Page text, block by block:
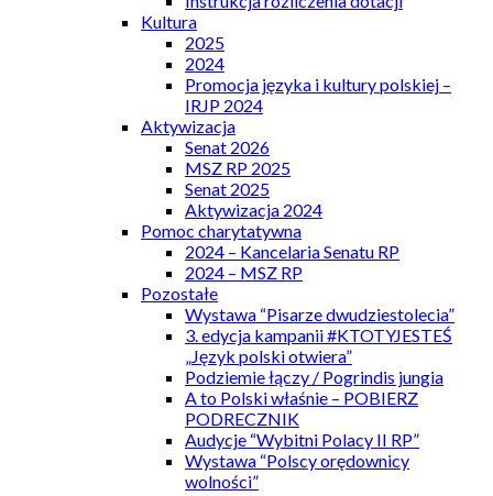
Kultura
2025
2024
Promocja języka i kultury polskiej –
IRJP 2024
Aktywizacja
Senat 2026
MSZ RP 2025
Senat 2025
Aktywizacja 2024
Pomoc charytatywna
2024 – Kancelaria Senatu RP
2024 – MSZ RP
Pozostałe
Wystawa “Pisarze dwudziestolecia”
3. edycja kampanii #KTOTYJESTEŚ
„Język polski otwiera”
Podziemie łączy / Pogrindis jungia
A to Polski właśnie – POBIERZ
PODRECZNIK
Audycje “Wybitni Polacy II RP”
Wystawa “Polscy orędownicy
wolności”